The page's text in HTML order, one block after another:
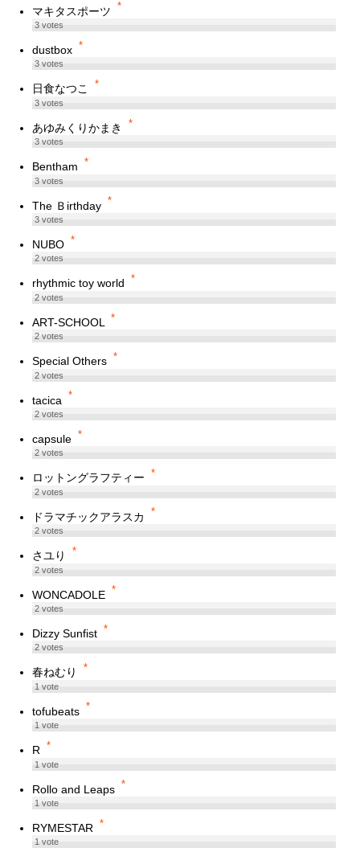
マキタスポーツ *
3votes
dustbox *
3votes
日食なつこ *
3votes
あゆみくりかまき *
3votes
Bentham *
3votes
The Ｂirthday *
3votes
NUBO *
2votes
rhythmic toy world *
2votes
ART-SCHOOL *
2votes
Special Others *
2votes
tacica *
2votes
capsule *
2votes
ロットングラフティー *
2votes
ドラマチックアラスカ *
2votes
さユり *
2votes
WONCADOLE *
2votes
Dizzy Sunfist *
2votes
春ねむり *
1vote
tofubeats *
1vote
R *
1vote
Rollo and Leaps *
1vote
RYMESTAR *
1vote